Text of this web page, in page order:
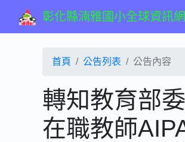
彰化縣湳雅國小全球資訊網
首頁 公告列表 公告內容
轉知教育部
在職教師